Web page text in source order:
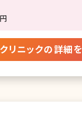
クリニックの詳細